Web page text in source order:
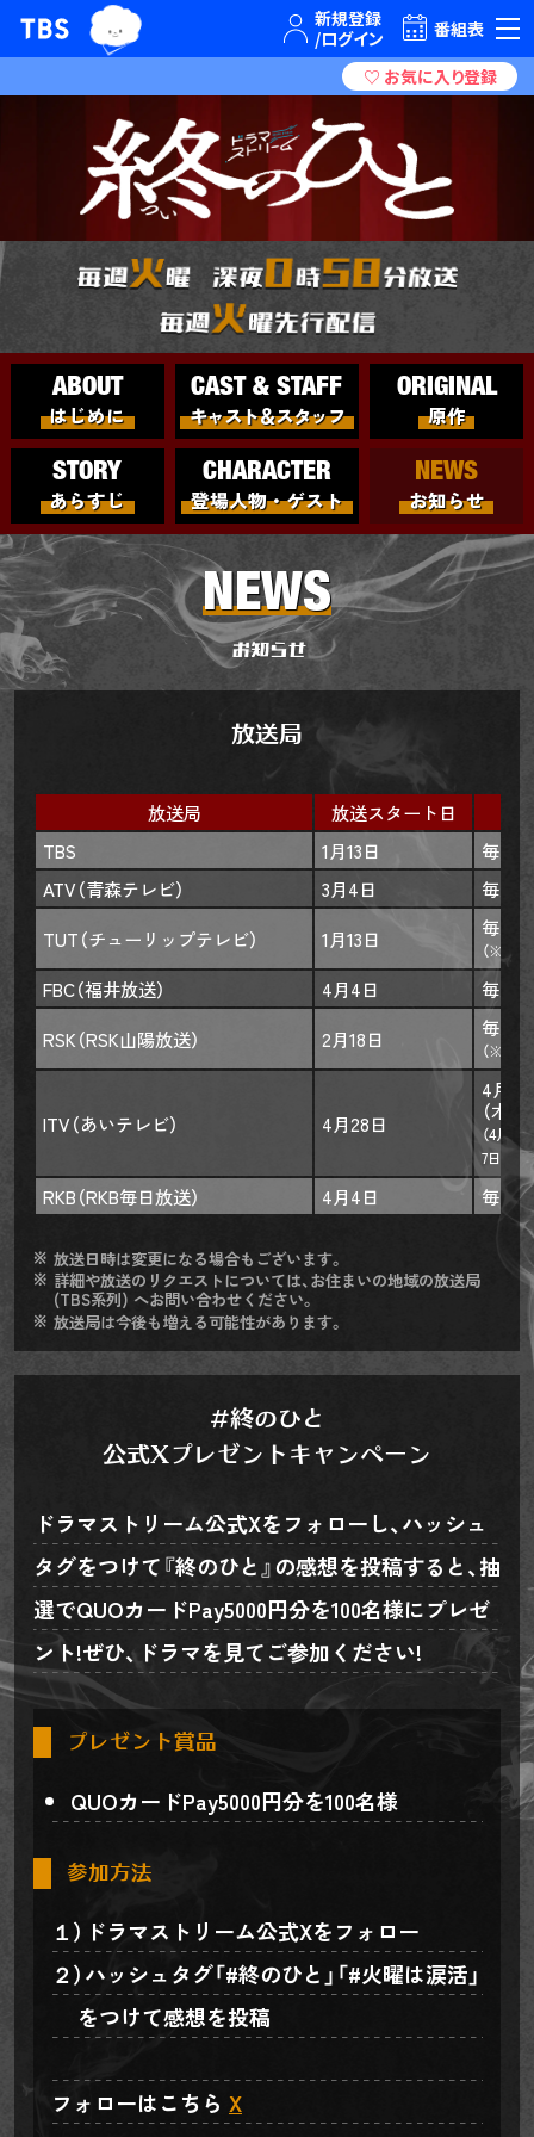
TBSテレビ｜ときめくときを。
TBSグループキャラクター『ワクティ』番組表
はじめに キャスト＆スタッフ 原作
あらすじ 登場人物・ゲスト お知らせ
放送局
放送局
放送スタート日
TBS
1月13日
毎週
ATV（青森テレビ）
3月4日
毎週
TUT（チューリップテレビ）
1月13日 毎週
（※ナビ
FBC（福井放送） 4月4日
毎週
RSK（RSK山陽放送）
2月18日 毎週
（※2/
ITV（あいテレビ） 4月28日
4月28
（木
（4月28
7日、11
RKB（RKB毎日放送） 4月4日 毎週
放送日時は変更になる場合もございます。
詳細や放送のリクエストについては、お住まいの地域の放送局
(TBS系列) へお問い合わせください。
放送局は今後も増える可能性があります。
#終のひと
公式Xプレゼントキャンペーン
ドラマストリーム公式Xをフォローし、ハッシュ
タグをつけて『終のひと』の感想を投稿すると、抽
選でQUOカードPay5000円分を100名様にプレゼ
ント!ぜひ、ドラマを見てご参加ください!
プレゼント賞品
QUOカードPay5000円分を100名様
参加方法
ドラマストリーム公式Xをフォロー
ハッシュタグ「#終のひと」「#火曜は涙活」
をつけて感想を投稿
フォローはこちら X